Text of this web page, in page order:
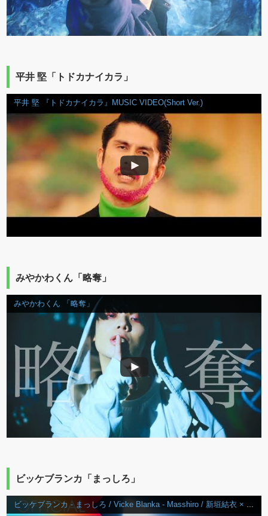
平井 堅「トドカナイカラ」
平井 堅 『トドカナイカラ』MUSIC VIDEO(Short Ver.)
みやかわくん「略奪」
みやかわくん 「略奪」
ビッケブランカ「まっしろ」
ビッケブランカ - まっしろ / Vicke Blanka - Masshiro / 新垣結衣 × 松田龍平 W主演 日本テレビ系水曜ドラマ『獣になれない私たち』挿入歌